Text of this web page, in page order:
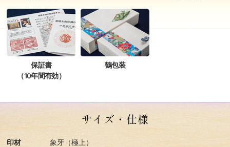
保証書
（10年間有効）
鶴包装
サイズ・仕様
印材
象牙（極上）